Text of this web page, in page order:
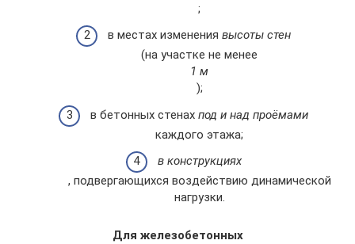
;
в местах изменения высоты стен
(на участке не менее
1 м
);
в бетонных стенах под и над проёмами
каждого этажа;
в конструкциях
, подвергающихся воздействию динамической
нагрузки.
Для железобетонных